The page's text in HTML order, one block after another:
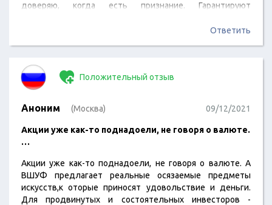
доверяю, когда есть признание. Гарантируют
компенсац.фонде. И нравится, что их предлжение не
максим.объеме доступны всем, а начинать здесь
можно…
Ответить
Положительный отзыв
Аноним (Москва) 09/12/2021
Акции уже как-то поднадоели, не говоря о валюте.
…
Акции уже как-то поднадоели, не говоря о валюте. А
ВШУФ предлагает реальные осязаемые предметы
искусств,к оторые приносят удовольствие и деньги.
Для продвинутых и состоятельных инвесторов -